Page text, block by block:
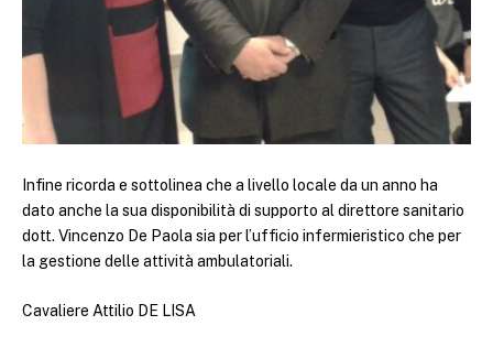
Infine ricorda e sottolinea che a livello locale da un anno ha
dato anche la sua disponibilità di supporto al direttore sanitario
dott. Vincenzo De Paola sia per l’ufficio infermieristico che per
la gestione delle attività ambulatoriali.
Cavaliere Attilio DE LISA